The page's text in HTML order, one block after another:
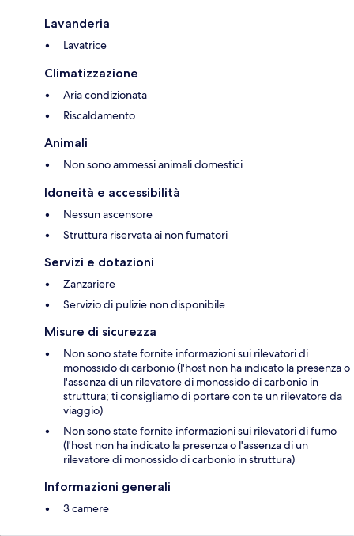
Lavanderia
Lavatrice
Climatizzazione
Aria condizionata
Riscaldamento
Animali
Non sono ammessi animali domestici
Idoneità e accessibilità
Nessun ascensore
Struttura riservata ai non fumatori
Servizi e dotazioni
Zanzariere
Servizio di pulizie non disponibile
Misure di sicurezza
Non sono state fornite informazioni sui rilevatori di
monossido di carbonio (l'host non ha indicato la presenza o
l'assenza di un rilevatore di monossido di carbonio in
struttura; ti consigliamo di portare con te un rilevatore da
viaggio)
Non sono state fornite informazioni sui rilevatori di fumo
(l'host non ha indicato la presenza o l'assenza di un
rilevatore di monossido di carbonio in struttura)
Informazioni generali
3 camere